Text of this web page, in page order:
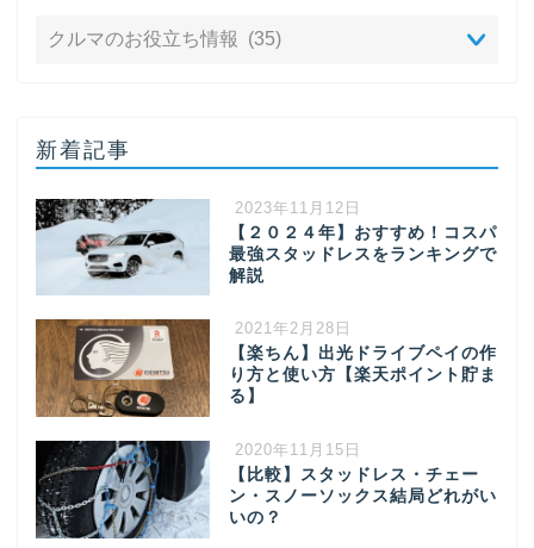
新着記事
2023年11月12日
【２０２４年】おすすめ！コスパ
最強スタッドレスをランキングで
解説
2021年2月28日
【楽ちん】出光ドライブペイの作
り方と使い方【楽天ポイント貯ま
る】
2020年11月15日
【比較】スタッドレス・チェー
ン・スノーソックス結局どれがい
いの？